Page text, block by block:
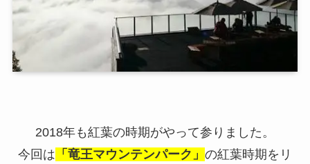
2018年も紅葉の時期がやって参りました。
今回は 「竜王マウンテンパーク」 の紅葉時期をリ